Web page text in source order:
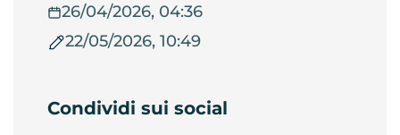
26/04/2026, 04:36
22/05/2026, 10:49
Condividi sui social